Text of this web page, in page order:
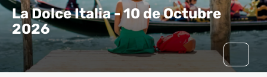
La Dolce Italia - 10 de Octubre
2026